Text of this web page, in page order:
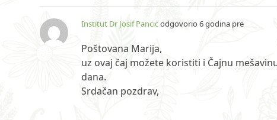
Institut Dr Josif Pancicodgovorio 6 godina pre
Poštovana Marija,
uz ovaj čaj možete koristiti i Čajnu
dana.
Srdačan pozdrav,